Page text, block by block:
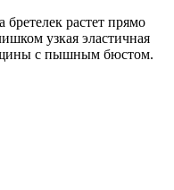
растет прямо
узкая эластичная
с пышным бюстом.